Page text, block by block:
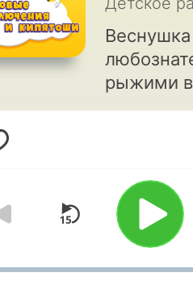
рыжими
есть
котёнок
лучший
чайник
обычный
Он умеет
ведь